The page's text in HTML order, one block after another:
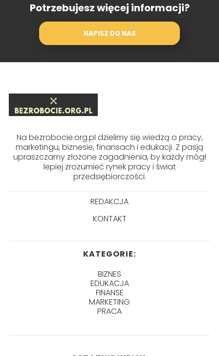
Potrzebujesz więcej informacji?
NAPISZ DO NAS
Na bezrobocie.org.pl dzielimy się wiedzą o pracy,
marketingu, biznesie, finansach i edukacji. Z pasją
upraszczamy złożone zagadnienia, by każdy mógł
lepiej zrozumieć rynek pracy i świat
przedsiębiorczości.
REDAKCJA
KONTAKT
KATEGORIE:
BIZNES
EDUKACJA
FINANSE
MARKETING
PRACA